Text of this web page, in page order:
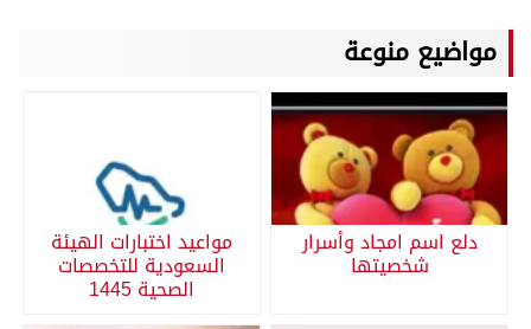
مواضيع منوعة
دلع اسم امجاد وأسرار
شخصيتها
مواعيد اختبارات الهيئة
السعودية للتخصصات
الصحية 1445